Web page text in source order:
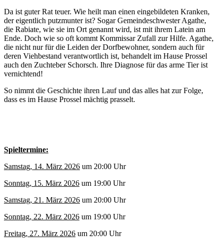
Da ist guter Rat teuer. Wie heilt man einen eingebildeten Kranken,
der eigentlich putzmunter ist? Sogar Gemeindeschwester Agathe,
die Rabiate, wie sie im Ort genannt wird, ist mit ihrem Latein am
Ende. Doch wie so oft kommt Kommissar Zufall zur Hilfe. Agathe,
die nicht nur für die Leiden der Dorfbewohner, sondern auch für
deren Viehbestand verantwortlich ist, behandelt im Hause Prossel
auch den Zuchteber Schorsch. Ihre Diagnose für das arme Tier ist
vernichtend!
So nimmt die Geschichte ihren Lauf und das alles hat zur Folge,
dass es im Hause Prossel mächtig prasselt.
Spieltermine:
Samstag, 14. März 2026 um 20:00 Uhr
Sonntag, 15. März 2026 um 19:00 Uhr
Samstag, 21. März 2026 um 20:00 Uhr
Sonntag, 22. März 2026 um 19:00 Uhr
Freitag, 27. März 2026 um 20:00 Uhr